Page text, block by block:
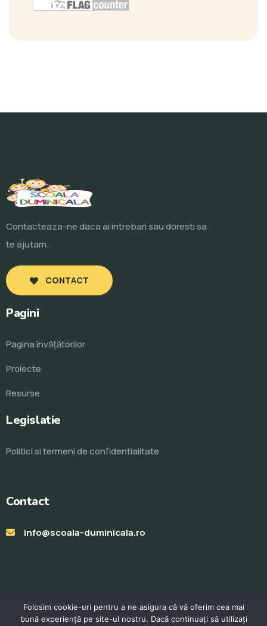
Contacteaza-ne daca ai intrebari sau doresti sa
te ajutam.
CONTACT
Pagini
Pagina învăţătorilor
Proiecte
Resurse
Legislatie
Politici si termeni de confidentialitate
Contact
info@scoala-duminicala.ro
Folosim cookie-uri pentru a ne asigura că vă oferim cea mai
bună experiență pe site-ul nostru. Dacă continuați să utilizați